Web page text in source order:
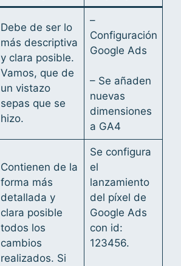
Debe de ser lo
más descriptiva
y clara posible.
Vamos, que de
un vistazo
sepas que se
hizo.
–
Configuración
Google Ads
– Se añaden
nuevas
dimensiones
a GA4
Contienen de la
forma más
detallada y
clara posible
todos los
cambios
realizados. Si
Se configura
el
lanzamiento
del píxel de
Google Ads
con id:
123456.